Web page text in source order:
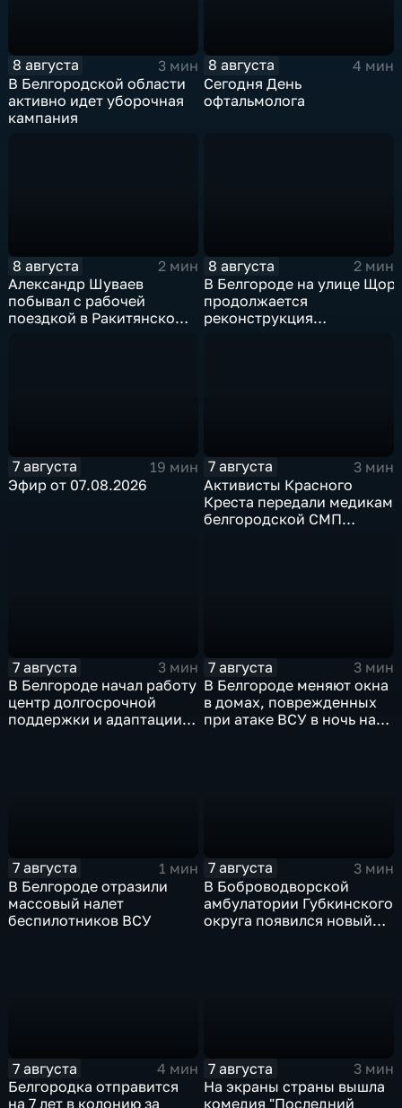
8 августа
3 мин
В Белгородской области
активно идет уборочная
кампания
8 августа
4 мин
Сегодня День
офтальмолога
8 августа
2 мин
Александр Шуваев
побывал с рабочей
поездкой в Ракитянском
8 августа
2 мин
В Белгороде на улице
продолжается
реконструкция
7 августа
19 мин
Эфир от 07.08.2026
7 августа
3 мин
Активисты Красного
Креста передали медикам
белгородской СМП
7 августа
3 мин
В Белгороде начал работу
центр долгосрочной
поддержки и адаптации
7 августа
3 мин
В Белгороде меняют окна
в домах, поврежденных
при атаке ВСУ в ночь на
7 августа
1 мин
В Белгороде отразили
массовый налет
беспилотников ВСУ
7 августа
3 мин
В Боброводворской
амбулатории Губкинского
округа появился новый
7 августа
4 мин
Белгородка отправится
на 7 лет в колонию за
7 августа
3 мин
На экраны страны вышла
комедия "Последний